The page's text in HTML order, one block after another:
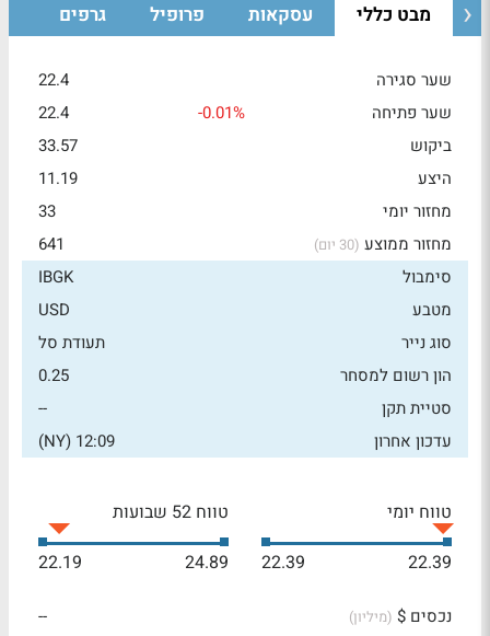
מבט כללי עסקאות פרופיל גרפים
שער סגירה
22.4
שער פתיחה
-0.01%
22.4
ביקוש
33.57
היצע
11.19
מחזור יומי
33
מחזור ממוצע (30 יום)
641
סימבול
IBGK
מטבע
USD
סוג נייר
תעודת סל
הון רשום למסחר
0.25
סטיית תקן
--
עדכון אחרון
12:09 (NY)
טווח יומי
22.39
22.39
טווח 52 שבועות
24.89
22.19
נכסים $ (מיליון)
--